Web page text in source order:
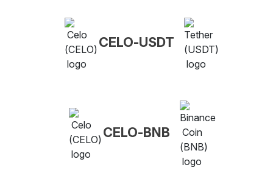
CELO-USDT
CELO-BNB